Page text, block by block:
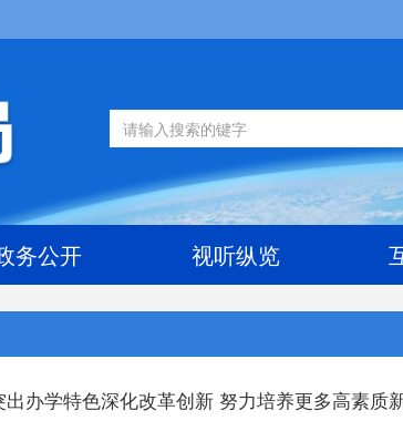
务公开 视听纵览
办学特色深化改革创新 努力培养更多高素质